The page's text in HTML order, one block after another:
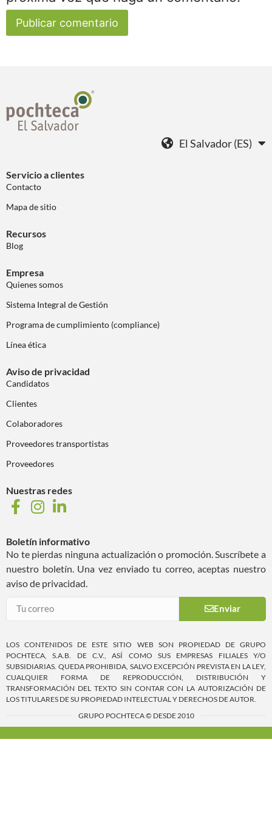
El Salvador (ES)
Servicio a clientes
Contacto
Mapa de sitio
Recursos
Blog
Empresa
Quienes somos
Sistema Integral de Gestión
Programa de cumplimiento (compliance)
Línea ética
Aviso de privacidad
Candidatos
Clientes
Colaboradores
Proveedores transportistas
Proveedores
Nuestras redes
Boletín informativo
No te pierdas ninguna actualización o promoción. Suscríbete a
nuestro boletín. Una vez enviado tu correo, aceptas nuestro
aviso de privacidad.
Enviar
LOS CONTENIDOS DE ESTE SITIO WEB SON PROPIEDAD DE GRUPO
POCHTECA, S.A.B. DE C.V., ASÍ COMO SUS EMPRESAS FILIALES Y/O
SUBSIDIARIAS. QUEDA PROHIBIDA, SALVO EXCEPCIÓN PREVISTA EN LA LEY,
CUALQUIER FORMA DE REPRODUCCIÓN, DISTRIBUCIÓN Y
TRANSFORMACIÓN DEL TEXTO SIN CONTAR CON LA AUTORIZACIÓN DE
LOS TITULARES DE SU PROPIEDAD INTELECTUAL Y DERECHOS DE AUTOR.
GRUPO POCHTECA © DESDE 2010